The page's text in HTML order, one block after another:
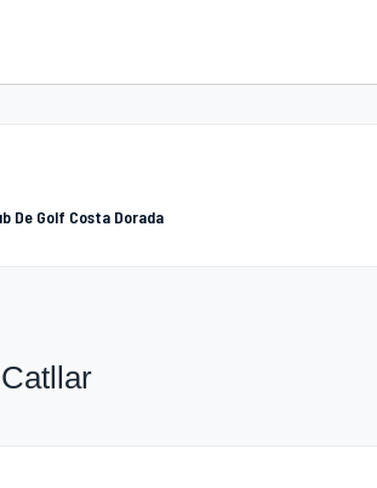
De Golf Costa Dorada